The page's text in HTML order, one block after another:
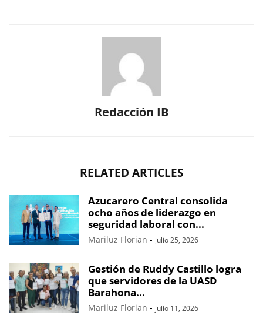
Redacción IB
RELATED ARTICLES
Azucarero Central consolida
ocho años de liderazgo en
seguridad laboral con...
Mariluz Florian - julio 25, 2026
Gestión de Ruddy Castillo logra
que servidores de la UASD
Barahona...
Mariluz Florian - julio 11, 2026